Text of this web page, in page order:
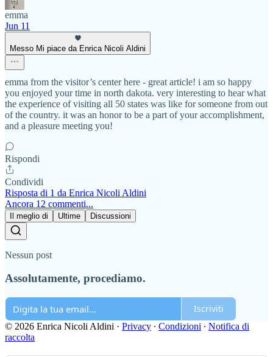
emma
Jun 11
Messo Mi piace da Enrica Nicoli Aldini
emma from the visitor’s center here - great article! i am so happy
you enjoyed your time in north dakota. very interesting to hear what
the experience of visiting all 50 states was like for someone from out
of the country. it was an honor to be a part of your accomplishment,
and a pleasure meeting you!
Rispondi
Condividi
Risposta di 1 da Enrica Nicoli Aldini
Ancora 12 commenti...
Il meglio di Ultime Discussioni
Nessun post
Assolutamente, procediamo.
Iscriviti
© 2026 Enrica Nicoli Aldini · Privacy ∙ Condizioni ∙ Notifica di
raccolta